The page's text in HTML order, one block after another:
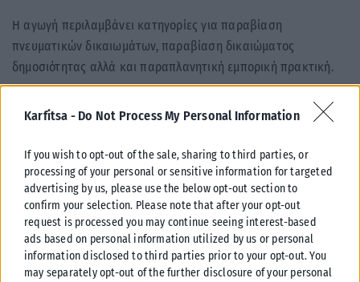
Karfitsa - Do Not Process My Personal Information
If you wish to opt-out of the sale, sharing to third parties, or
processing of your personal or sensitive information for targeted
advertising by us, please use the below opt-out section to
confirm your selection. Please note that after your opt-out
request is processed you may continue seeing interest-based
ads based on personal information utilized by us or personal
information disclosed to third parties prior to your opt-out. You
may separately opt-out of the further disclosure of your personal
Η αγωγή περιλαμβάνει κατηγορίες για παραβίαση
πνευματικών δικαιωμάτων, παραβίαση δικαιώματος
δημοσιότητας αλλά και παραπλανητική εμπορική πρακτική.
Μέχρι στιγμής, η Samsung δεν έχει προχωρήσει σε επίσημη
δημόσια τοποθέτηση για την υπόθεση, η οποία αναμένεται να
διαφημιστική βιομηχανία.
Samsung ΑΓΩΓΗ